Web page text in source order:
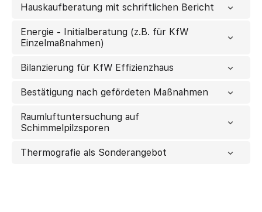
Hauskaufberatung mit schriftlichen Bericht
Energie - Initialberatung (z.B. für KfW
Einzelmaßnahmen)
Bilanzierung für KfW Effizienzhaus
Bestätigung nach gefördeten Maßnahmen
Raumluftuntersuchung auf
Schimmelpilzsporen
Thermografie als Sonderangebot